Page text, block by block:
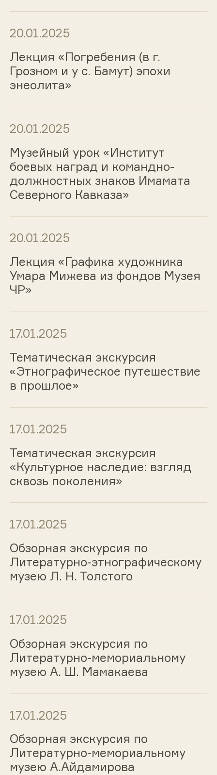
20.01.2025
Лекция «Погребения (в г.
Грозном и у с. Бамут) эпохи
энеолита»
20.01.2025
Музейный урок «Институт
боевых наград и командно-
должностных знаков Имамата
Северного Кавказа»
20.01.2025
Лекция «Графика художника
Умара Мижева из фондов Музея
ЧР»
17.01.2025
Тематическая экскурсия
«Этнографическое путешествие
в прошлое»
17.01.2025
Тематическая экскурсия
«Культурное наследие: взгляд
сквозь поколения»
17.01.2025
Обзорная экскурсия по
Литературно-этнографическому
музею Л. Н. Толстого
17.01.2025
Обзорная экскурсия по
Литературно-мемориальному
музею А. Ш. Мамакаева
17.01.2025
Обзорная экскурсия по
Литературно-мемориальному
музею А.Айдамирова